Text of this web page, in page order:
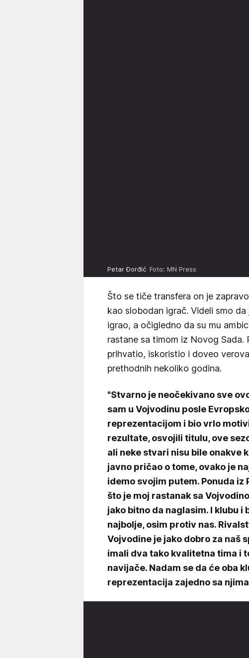
Petar Đorđić Foto: MN Press
Što se tiče transfera on je
kao slobodan igrač. Videli smo
igrao, a očigledno da su mu
rastane sa timom iz Novog
prihvatio, iskoristio i doveo
prethodnih nekoliko godina.
"Stvarno je neočekivano sve
sam u Vojvodinu posle
reprezentacijom i bio vrlo
rezultate, osvojili titulu, ove
ali neke stvari nisu bile onakve
javno pričao o tome, ovako je
idemo svojim putem. Ponuda iz
što je moj rastanak sa
jako bitno da naglasim. I klubu
najbolje, osim protiv nas.
Vojvodine je jako dobro za naš
imali dva tako kvalitetna tima i
navijače. Nadam se da će oba
reprezentacija zajedno sa njima